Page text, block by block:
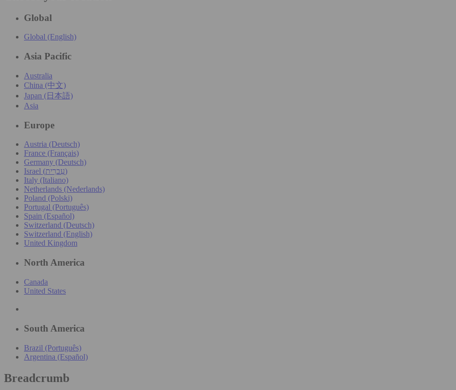
Global
Global (English)
Asia Pacific
Australia
China (中文)
Japan (日本語)
Asia
Europe
Austria (Deutsch)
France (Français)
Germany (Deutsch)
Israel (עִברִית)
Italy (Italiano)
Netherlands (Nederlands)
Poland (Polski)
Portugal (Português)
Spain (Español)
Switzerland (Deutsch)
Switzerland (English)
United Kingdom
North America
Canada
United States
South America
Brazil (Português)
Argentina (Español)
Breadcrumb